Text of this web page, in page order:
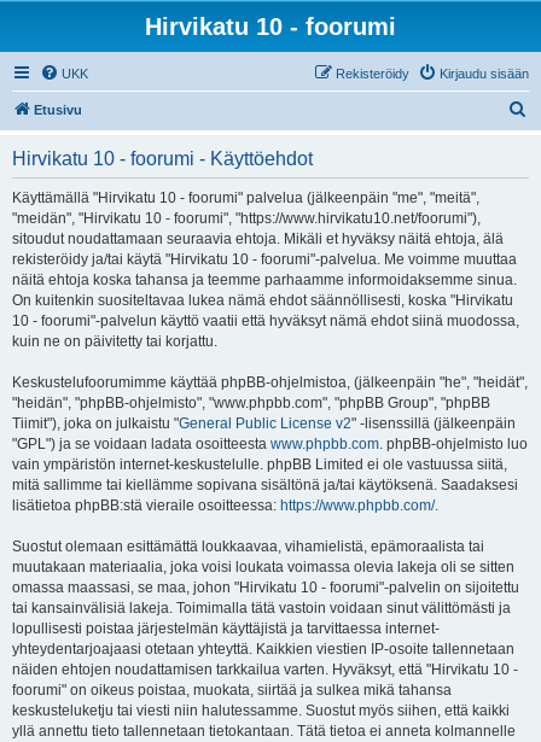
Hirvikatu 10 - foorumi
UKK Kirjaudu sisään
Rekisteröidy
Etusivu
Hirvikatu 10 - foorumi - Käyttöehdot
Käyttämällä "Hirvikatu 10 - foorumi" palvelua (jälkeenpäin "me", "meitä",
"meidän", "Hirvikatu 10 - foorumi", "https://www.hirvikatu10.net/foorumi"),
sitoudut noudattamaan seuraavia ehtoja. Mikäli et hyväksy näitä ehtoja, älä
rekisteröidy ja/tai käytä "Hirvikatu 10 - foorumi"-palvelua. Me voimme muuttaa
näitä ehtoja koska tahansa ja teemme parhaamme informoidaksemme sinua.
On kuitenkin suositeltavaa lukea nämä ehdot säännöllisesti, koska "Hirvikatu
10 - foorumi"-palvelun käyttö vaatii että hyväksyt nämä ehdot siinä muodossa,
kuin ne on päivitetty tai korjattu.
Keskustelufoorumimme käyttää phpBB-ohjelmistoa, (jälkeenpäin "he", "heidät",
"heidän", "phpBB-ohjelmisto", "www.phpbb.com", "phpBB Group", "phpBB
Tiimit"), joka on julkaistu "General Public License v2" -lisenssillä (jälkeenpäin
"GPL") ja se voidaan ladata osoitteesta www.phpbb.com. phpBB-ohjelmisto luo
vain ympäristön internet-keskustelulle. phpBB Limited ei ole vastuussa siitä,
mitä sallimme tai kiellämme sopivana sisältönä ja/tai käytöksenä. Saadaksesi
lisätietoa phpBB:stä vieraile osoitteessa: https://www.phpbb.com/.
Suostut olemaan esittämättä loukkaavaa, vihamielistä, epämoraalista tai
muutakaan materiaalia, joka voisi loukata voimassa olevia lakeja oli se sitten
omassa maassasi, se maa, johon "Hirvikatu 10 - foorumi"-palvelin on sijoitettu
tai kansainvälisiä lakeja. Toimimalla tätä vastoin voidaan sinut välittömästi ja
lopullisesti poistaa järjestelmän käyttäjistä ja tarvittaessa internet-
yhteydentarjoajaasi otetaan yhteyttä. Kaikkien viestien IP-osoite tallennetaan
näiden ehtojen noudattamisen tarkkailua varten. Hyväksyt, että "Hirvikatu 10 -
foorumi" on oikeus poistaa, muokata, siirtää ja sulkea mikä tahansa
keskusteluketju tai viesti niin halutessamme. Suostut myös siihen, että kaikki
yllä annettu tieto tallennetaan tietokantaan. Tätä tietoa ei anneta kolmannelle